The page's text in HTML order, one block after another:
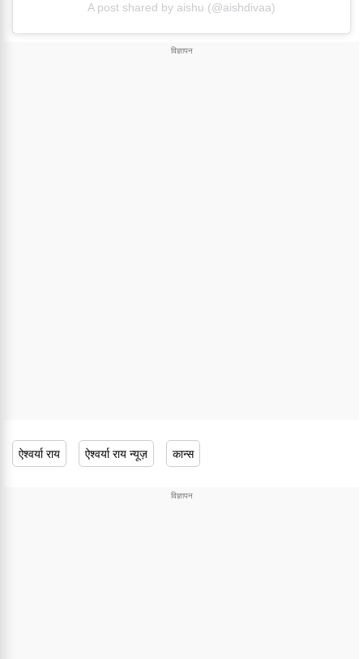
A post shared by aishu (@aishdivaa)
ऐश्वर्या राय ऐश्वर्या राय न्यूज़ कान्स